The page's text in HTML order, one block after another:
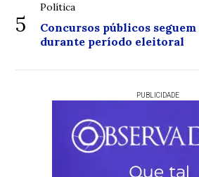
5
Política
Concursos públicos
durante período eleitoral
PUBLICIDADE